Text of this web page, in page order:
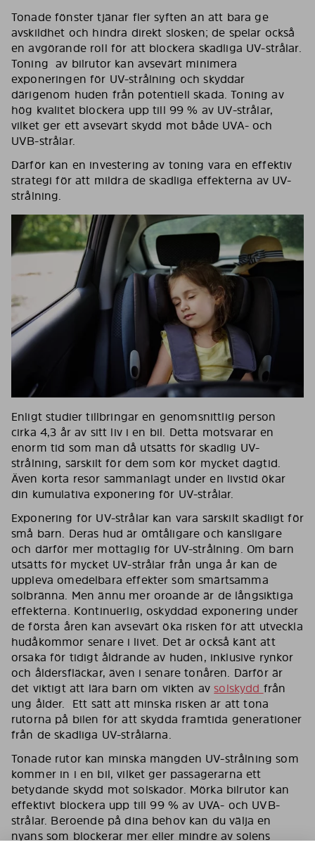
Tonade fönster tjänar fler syften än att bara ge
avskildhet och hindra direkt slosken; de spelar också
en avgörande roll för att blockera skadliga UV-strålar.
Toning av bilrutor kan avsevärt minimera
exponeringen för UV-strålning och skyddar
därigenom huden från potentiell skada. Toning av
hög kvalitet blockera upp till 99 % av UV-strålar,
vilket ger ett avsevärt skydd mot både UVA- och
UVB-strålar.
Därför kan en investering av toning vara en effektiv
strategi för att mildra de skadliga effekterna av UV-
strålning.
Enligt studier tillbringar en genomsnittlig person
cirka 4,3 år av sitt liv i en bil. Detta motsvarar en
enorm tid som man då utsätts för skadlig UV-
strålning, särskilt för dem som kör mycket dagtid.
Även korta resor sammanlagt under en livstid ökar
din kumulativa exponering för UV-strålar.
Exponering för UV-strålar kan vara särskilt skadligt för
små barn. Deras hud är ömtåligare och känsligare
och därför mer mottaglig för UV-strålning. Om barn
utsätts för mycket UV-strålar från unga år kan de
uppleva omedelbara effekter som smärtsamma
solbränna. Men ännu mer oroande är de långsiktiga
effekterna. Kontinuerlig, oskyddad exponering under
de första åren kan avsevärt öka risken för att utveckla
hudåkommor senare i livet. Det är också känt att
orsaka för tidigt åldrande av huden, inklusive rynkor
och åldersfläckar, även i senare tonåren. Därför är
det viktigt att lära barn om vikten avsolskydd från
ung ålder. Ett sätt att minska risken är att tona
rutorna på bilen för att skydda framtida generationer
från de skadliga UV-strålarna.
Tonade rutor kan minska mängden UV-strålning som
kommer in i en bil, vilket ger passagerarna ett
betydande skydd mot solskador. Mörka bilrutor kan
effektivt blockera upp till 99 % av UVA- och UVB-
strålar. Beroende på dina behov kan du välja en
nyans som blockerar mer eller mindre av solens